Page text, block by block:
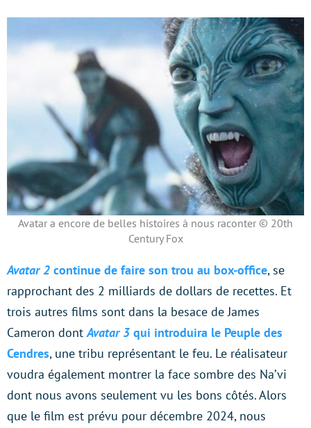
Avatar a encore de belles histoires à nous raconter © 20th
Century Fox
Avatar 2 continue de faire son trou au box-office, se
rapprochant des 2 milliards de dollars de recettes. Et
trois autres films sont dans la besace de James
Cameron dont Avatar 3 qui introduira le Peuple des
Cendres, une tribu représentant le feu. Le réalisateur
voudra également montrer la face sombre des Na’vi
dont nous avons seulement vu les bons côtés. Alors
que le film est prévu pour décembre 2024, nous